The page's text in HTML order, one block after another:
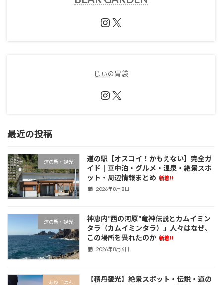
Instagram
X
じぃの胃袋
Instagram
X
最近の投稿
道の駅・観光
道の駅【オスコイ！かもえない】完全ガ
イド｜車中泊・グルメ・温泉・絶景スポ
ット・周辺情報まとめ 新着!!
2026年8月8日
道の駅・観光
神恵内”西の河原”竜神伝説とカムイミン
タラ（カムイミンタラ）」人々はなぜ、
この場所を畏れたのか 新着!!
2026年8月6日
あゆごはん
【積丹観光】絶景スポット・伝説・道の